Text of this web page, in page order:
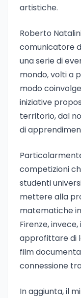
artistiche.
Roberto
comunicatore
una serie di
mondo, volti a
modo
iniziative
territorio, dal
di
competizioni
studenti
mettere alla
matematiche
Firenze,
approfittare di
film
connessione
In aggiunta, il